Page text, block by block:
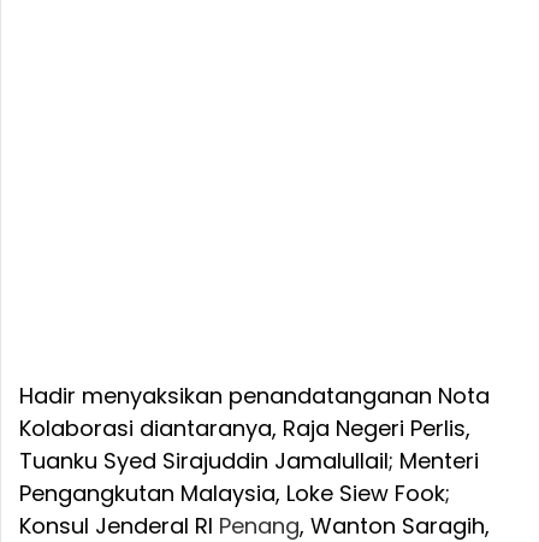
Hadir menyaksikan penandatanganan Nota
Kolaborasi diantaranya, Raja Negeri Perlis,
Tuanku Syed Sirajuddin Jamalullail; Menteri
Pengangkutan Malaysia, Loke Siew Fook;
Konsul Jenderal RI Penang, Wanton Saragih,